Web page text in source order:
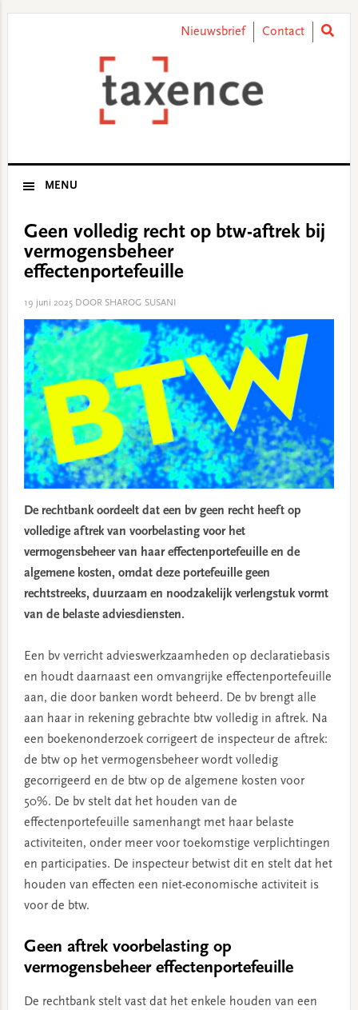
Nieuwsbrief Contact
MENU
Geen volledig recht op btw-aftrek bij
vermogensbeheer
effectenportefeuille
19 juni 2025DOOR SHAROG SUSANI
De rechtbank oordeelt dat een bv geen recht heeft op
volledige aftrek van voorbelasting voor het
vermogensbeheer van haar effectenportefeuille en de
algemene kosten, omdat deze portefeuille geen
rechtstreeks, duurzaam en noodzakelijk verlengstuk vormt
van de belaste adviesdiensten.
Een bv verricht advieswerkzaamheden op declaratiebasis
en houdt daarnaast een omvangrijke effectenportefeuille
aan, die door banken wordt beheerd. De bv brengt alle
aan haar in rekening gebrachte btw volledig in aftrek. Na
een boekenonderzoek corrigeert de inspecteur de aftrek:
de btw op het vermogensbeheer wordt volledig
gecorrigeerd en de btw op de algemene kosten voor
50%. De bv stelt dat het houden van de
effectenportefeuille samenhangt met haar belaste
activiteiten, onder meer voor toekomstige verplichtingen
en participaties. De inspecteur betwist dit en stelt dat het
houden van effecten een niet-economische activiteit is
voor de btw.
Geen aftrek voorbelasting op
vermogensbeheer effectenportefeuille
De rechtbank stelt vast dat het enkele houden van een